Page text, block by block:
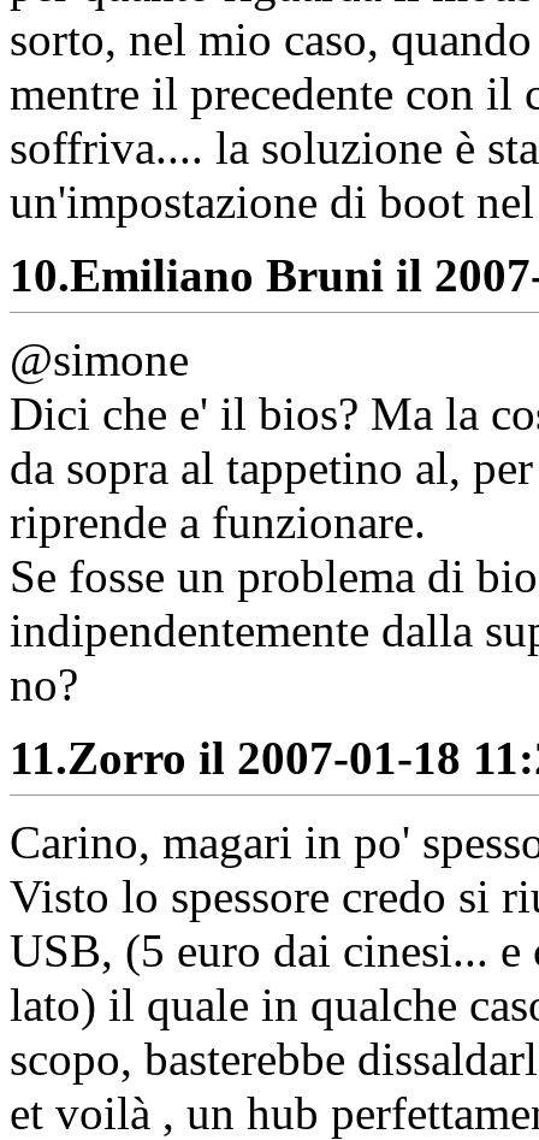
sorto, nel mio caso,
mentre il precedente con il
soffriva.... la soluzione è
un'impostazione di boot
10.Emiliano Bruni il
@simone
Dici che e' il bios? Ma la
da sopra al tappetino al,
riprende a funzionare.
Se fosse un problema di
indipendentemente dalla
no?
11.Zorro il 2007-01-18
Carino, magari in po'
Visto lo spessore credo si
USB, (5 euro dai cinesi... e
lato) il quale in qualche
scopo, basterebbe
et voilà , un hub